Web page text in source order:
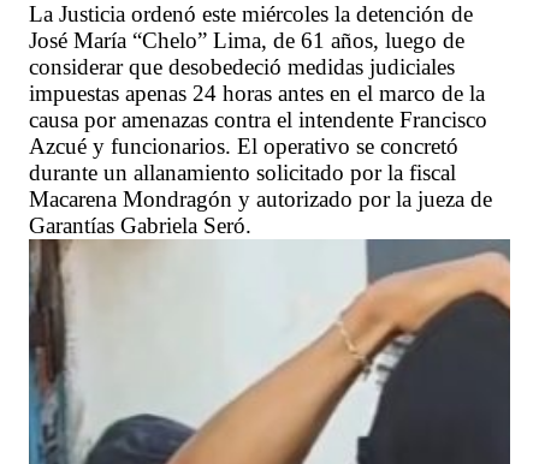
La Justicia ordenó este miércoles la detención de
José María “Chelo” Lima, de 61 años, luego de
considerar que desobedeció medidas judiciales
impuestas apenas 24 horas antes en el marco de la
causa por amenazas contra el intendente Francisco
Azcué y funcionarios. El operativo se concretó
durante un allanamiento solicitado por la fiscal
Macarena Mondragón y autorizado por la jueza de
Garantías Gabriela Seró.